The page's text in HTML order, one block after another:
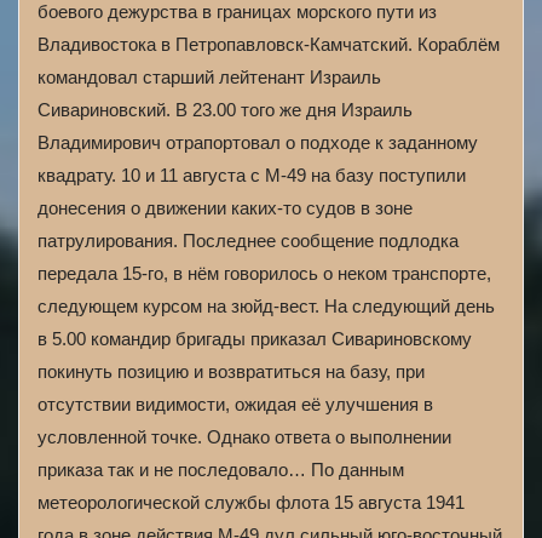
боевого дежурства в границах морского пути из
Владивостока в Петропавловск-Камчатский. Кораблём
командовал старший лейтенант Израиль
Сивариновский. В 23.00 того же дня Израиль
Владимирович отрапортовал о подходе к заданному
квадрату. 10 и 11 августа с М-49 на базу поступили
донесения о движении каких-то судов в зоне
патрулирования. Последнее сообщение подлодка
передала 15-го, в нём говорилось о неком транспорте,
следующем курсом на зюйд-вест. На следующий день
в 5.00 командир бригады приказал Сивариновскому
покинуть позицию и возвратиться на базу, при
отсутствии видимости, ожидая её улучшения в
условленной точке. Однако ответа о выполнении
приказа так и не последовало… По данным
метеорологической службы флота 15 августа 1941